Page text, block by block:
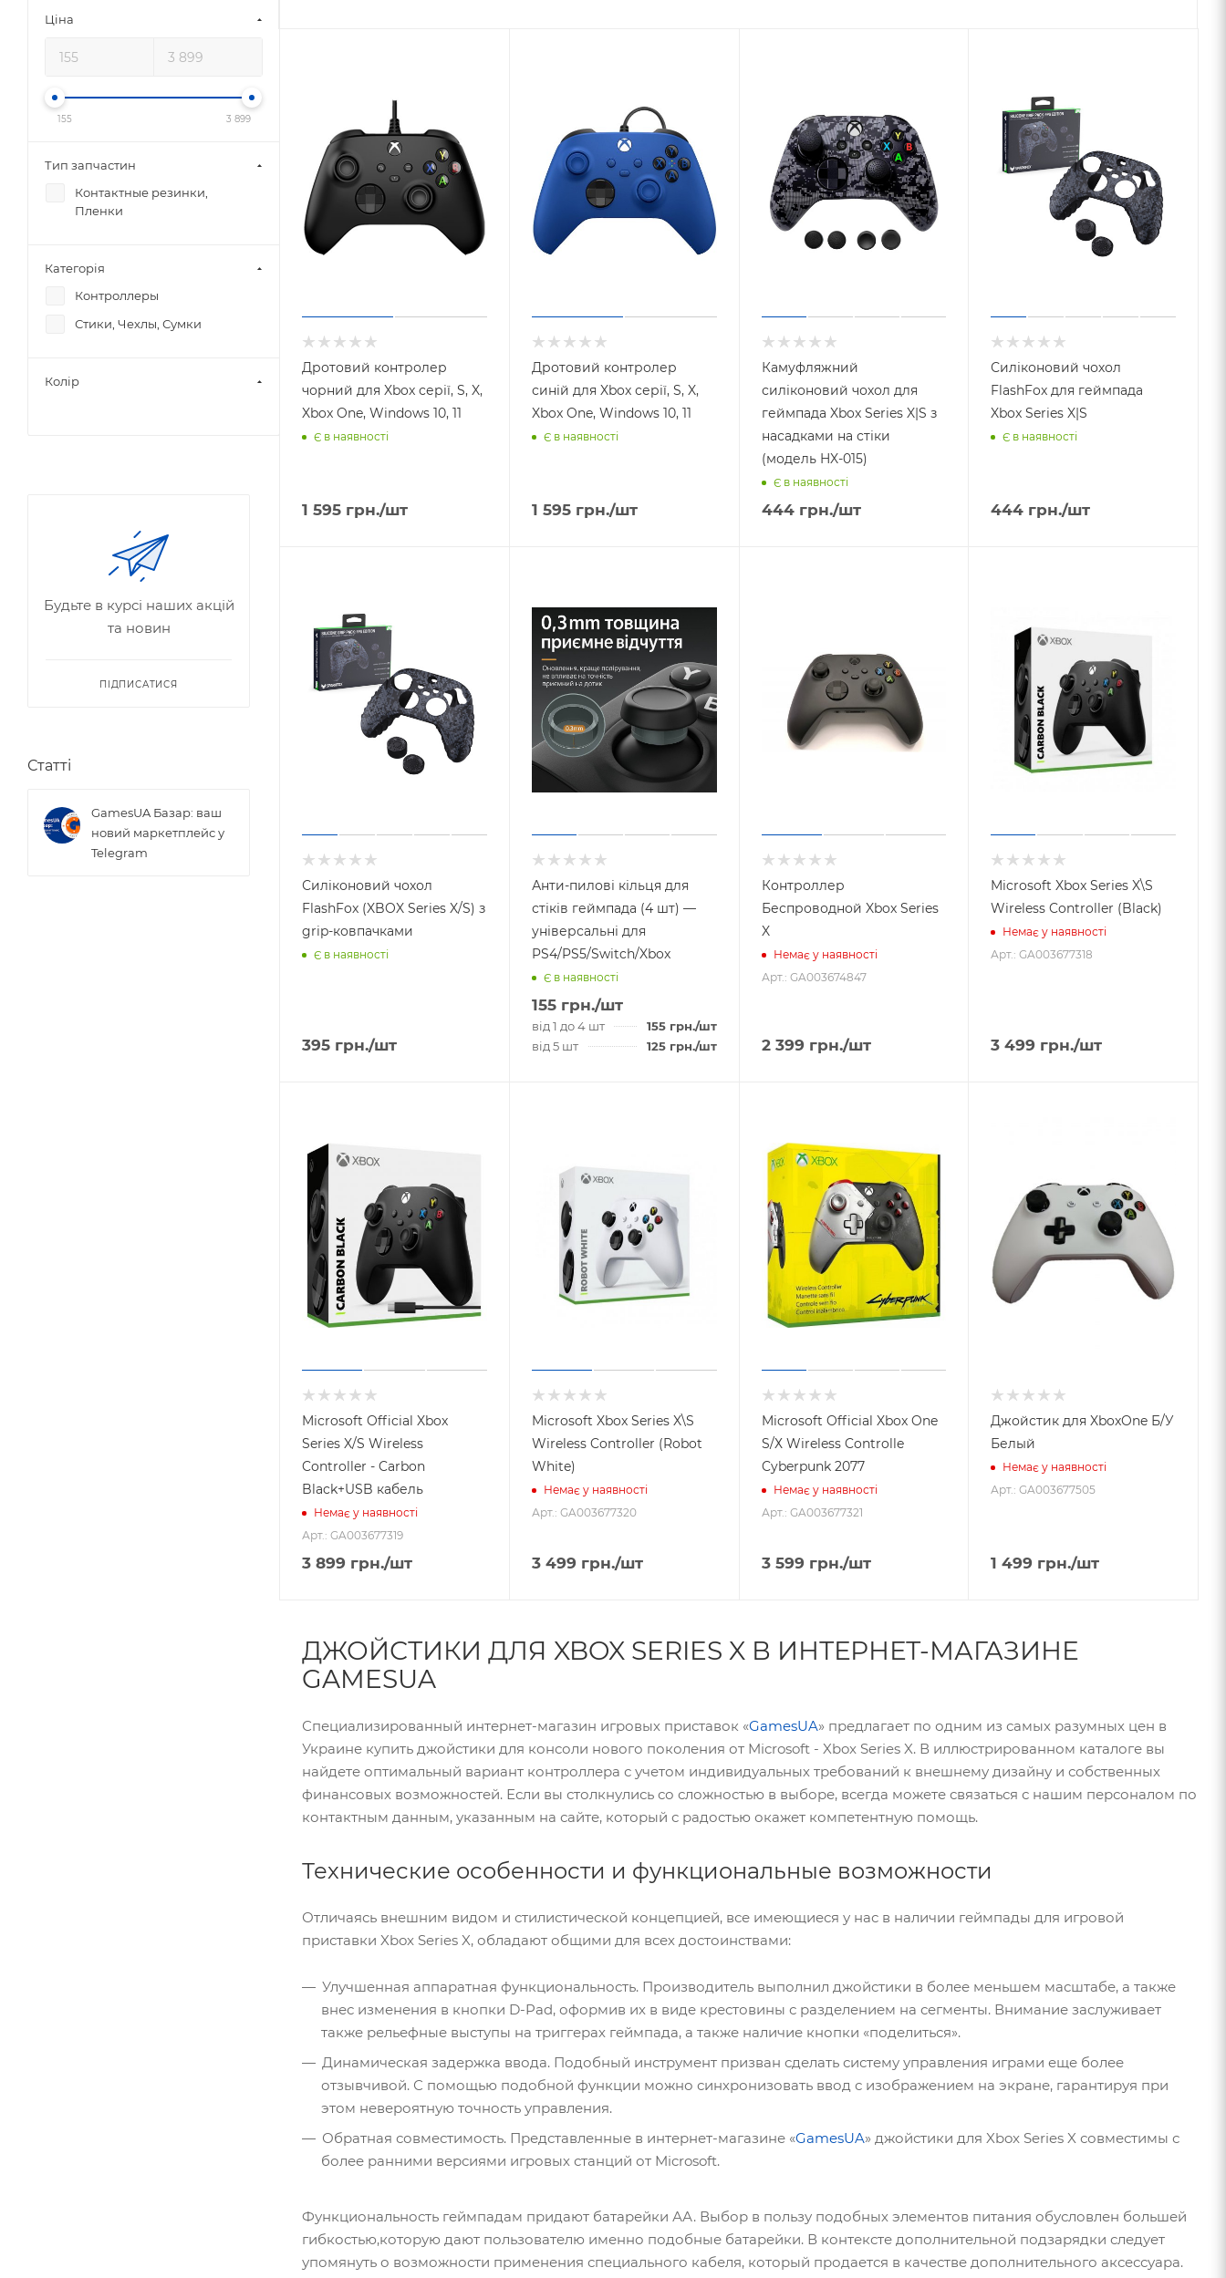
Дротовий контролер
чорний для Xbox серії, S, X,
Xbox One, Windows 10, 11
Є в наявності
1 595 грн./шт
Дротовий контролер
синій для Xbox серії, S, X,
Xbox One, Windows 10, 11
Є в наявності
1 595грн./шт
Камуфляжний
силіконовий чохол для
геймпада Xbox Series X|S з
насадками на стіки
(модель HX-015)
Є в наявності
444грн./шт
Силіконовий чохол
FlashFox для геймпада
Xbox Series X|S
Є в наявності
444 грн./шт
Силіконовий чохол
FlashFox (XBOX Series X/S) з
grip-ковпачками
Є в наявності
395 грн./шт
Анти-пилові кільця для
стіків геймпада (4 шт) —
універсальні для
PS4/PS5/Switch/Xbox
Є в наявності
155грн./шт
від 1 до 4 шт 155грн./шт
від 5 шт
125грн./шт
Контроллер
Беспроводной Xbox Series
X
Немає у наявності
Арт.: GA003674847
2 399 грн./шт
Microsoft Xbox Series X\S
Wireless Controller (Black)
Немає у наявності
Арт.: GA003677318
3 499 грн./шт
Microsoft Official Xbox
Series X/S Wireless
Controller - Carbon
Black+USB кабель
Немає у наявності
Арт.: GA003677319
3 899 грн./шт
Microsoft Xbox Series X\S
Wireless Controller (Robot
White)
Немає у наявності
Арт.: GA003677320
3 499 грн./шт
Microsoft Official Xbox One
S/Х Wireless Controlle
Cyberpunk 2077
Немає у наявності
Арт.: GA003677321
3 599 грн./шт
Джойстик для XboxOne Б/У
Белый
Немає у наявності
Арт.: GA003677505
1 499 грн./шт
ДЖОЙСТИКИ ДЛЯ XBOX SERIES X В ИНТЕРНЕТ-МАГАЗИНЕ
GAMESUA
Специализированный интернет-магазин игровых приставок «GamesUA» предлагает по одним из самых разумных цен в
Украине купить джойстики для консоли нового поколения от Microsoft - Xbox Series X. В иллюстрированном каталоге вы
найдете оптимальный вариант контроллера с учетом индивидуальных требований к внешнему дизайну и собственных
финансовых возможностей. Если вы столкнулись со сложностью в выборе, всегда можете связаться с нашим персоналом по
контактным данным, указанным на сайте, который с радостью окажет компетентную помощь.
Технические особенности и функциональные возможности
Отличаясь внешним видом и стилистической концепцией, все имеющиеся у нас в наличии геймпады для игровой
приставки Xbox Series X, обладают общими для всех достоинствами:
Улучшенная аппаратная функциональность. Производитель выполнил джойстики в более меньшем масштабе, а также
внес изменения в кнопки D-Pad, оформив их в виде крестовины с разделением на сегменты. Внимание заслуживает
также рельефные выступы на триггерах геймпада, а также наличие кнопки «поделиться».
Динамическая задержка ввода. Подобный инструмент призван сделать систему управления играми еще более
отзывчивой. С помощью подобной функции можно синхронизовать ввод с изображением на экране, гарантируя при
этом невероятную точность управления.
Обратная совместимость. Представленные в интернет-магазине «GamesUA» джойстики для Xbox Series X совместимы с
более ранними версиями игровых станций от Microsoft.
Функциональность геймпадам придают батарейки АА. Выбор в пользу подобных элементов питания обусловлен большей
гибкостью,которую дают пользователю именно подобные батарейки. В контексте дополнительной подзарядки следует
упомянуть о возможности применения специального кабеля, который продается в качестве дополнительного аксессуара.
Цiна
155 3 899
Тип запчастин
Контактные резинки,
Пленки
Категорія
Контроллеры
Стики, Чехлы, Сумки
Колір
Будьте в курсі наших акцій
та новин
ПІДПИСАТИСЯ
Статті
GamesUA Базар: ваш
новий маркетплейс у
Telegram